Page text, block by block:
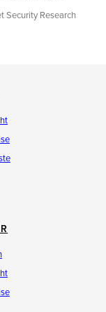
Security Research